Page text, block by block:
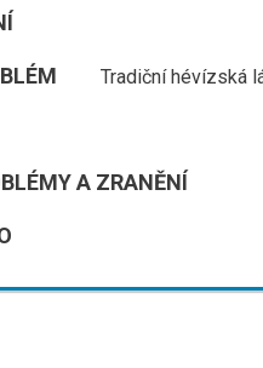
Tradiční hévízská
A ZRANĚNÍ